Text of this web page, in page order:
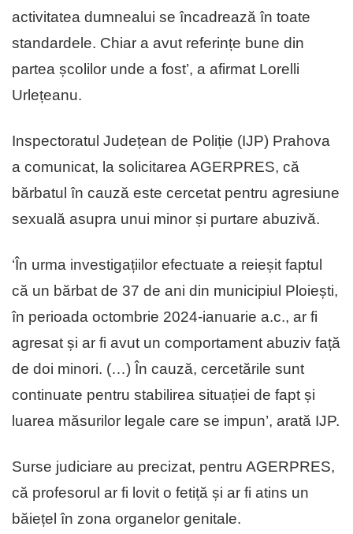
activitatea dumnealui se încadrează în toate
standardele. Chiar a avut referințe bune din
partea școlilor unde a fost’, a afirmat Lorelli
Urlețeanu.
Inspectoratul Județean de Poliție (IJP) Prahova
a comunicat, la solicitarea AGERPRES, că
bărbatul în cauză este cercetat pentru agresiune
sexuală asupra unui minor și purtare abuzivă.
‘În urma investigațiilor efectuate a reieșit faptul
că un bărbat de 37 de ani din municipiul Ploiești,
în perioada octombrie 2024-ianuarie a.c., ar fi
agresat și ar fi avut un comportament abuziv față
de doi minori. (…) În cauză, cercetările sunt
continuate pentru stabilirea situației de fapt și
luarea măsurilor legale care se impun’, arată IJP.
Surse judiciare au precizat, pentru AGERPRES,
că profesorul ar fi lovit o fetiță și ar fi atins un
băiețel în zona organelor genitale.